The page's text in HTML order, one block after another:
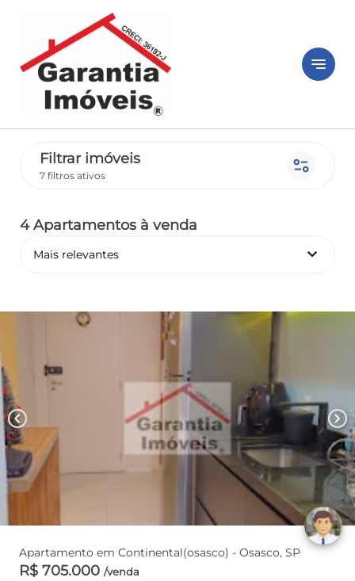
notes
Filtrar imóveis
7 filtros ativos page_info
4 Apartamentos à venda
Mais relevantes keyboard_arrow_down
chevron_left chevron_right
Apartamento em Continental(osasco) - Osasco, SP
R$ 705.000 /venda